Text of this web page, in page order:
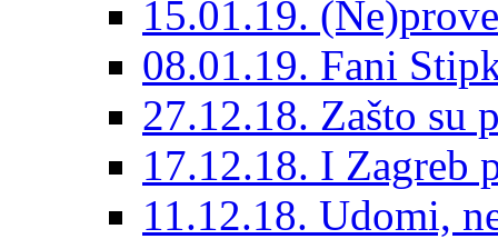
15.01.19.
08.01.19. Fani
27.12.18. Zašto su
17.12.18. I Zagreb
11.12.18. Udomi,